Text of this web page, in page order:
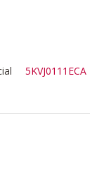
5KVJ0111ECA